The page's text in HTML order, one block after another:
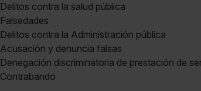
Delitos contra la salud pública
Falsedades
Delitos contra la Administración pública
Acusación y denuncia falsas
Denegación discriminatoria de prestación de
Contrabando